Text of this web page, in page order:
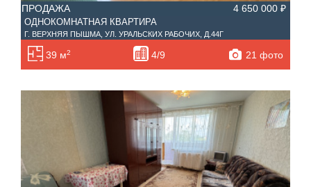
ПРОДАЖА 4 650 000 ₽
ОДНОКОМНАТНАЯ КВАРТИРА
Г. ВЕРХНЯЯ ПЫШМА, УЛ. УРАЛЬСКИХ РАБОЧИХ, Д.44Г
39 м2 4/9 21 фото